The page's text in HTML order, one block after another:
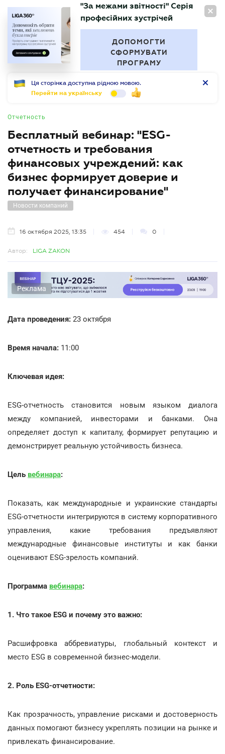
RU
БУХГАЛТЕР
"За межами звітності" Серія
професійних зустрічей
ДОПОМОГТИ
СФОРМУВАТИ
ПРОГРАМУ
Ця сторінка доступна рідною мовою.
Перейти на українську
Отчетность
Бесплатный вебинар: "ESG-
отчетность и требования
финансовых учреждений: как
бизнес формирует доверие и
получает финансирование"
Новости компаний
16 октября 2025, 13:35 454 0
Автор: LIGA ZAKON
Реклама
Дата проведения: 23 октября
Время начала: 11:00
Ключевая идея:
ESG-отчетность становится новым языком диалога
между компанией, инвесторами и банками. Она
определяет доступ к капиталу, формирует репутацию и
демонстрирует реальную устойчивость бизнеса.
Цель вебинара:
Показать, как международные и украинские стандарты
ESG-отчетности интегрируются в систему корпоративного
управления, какие требования предъявляют
международные финансовые институты и как банки
оценивают ESG-зрелость компаний.
Программа вебинара:
1. Что такое ESG и почему это важно:
Расшифровка аббревиатуры, глобальный контекст и
место ESG в современной бизнес-модели.
2. Роль ESG-отчетности:
Как прозрачность, управление рисками и достоверность
данных помогают бизнесу укреплять позиции на рынке и
привлекать финансирование.